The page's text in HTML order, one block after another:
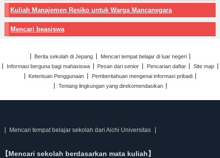
Kuliah Manajemen Resiko untuk Warga Mancanegara
Mencari beasiswa
Berita sekolah di Jepang
Mencari tempat belajar di luar negeri
Informasi berguna bagi mahasiswa
Pesan dari senior Pencarian daftar
Site map
Ketentuan Penggunaan
Pemberitahuan mengenai informasi pribadi
Tentang lingkungan yang direkomendasikan
Mencari tempat belajar sekolah dari Aichi Universitas
【Mencari sekolah berdasarkan mata kuliah】